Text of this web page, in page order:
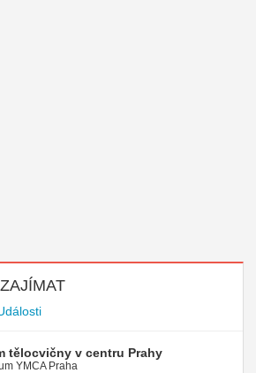
tělocvičny v centru Prahy
YMCA Praha